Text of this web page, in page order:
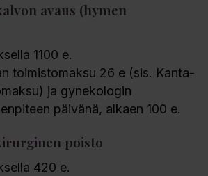
avaus (hymen
1100 e.
toimistomaksu 26 e (sis. Kanta-
ja gynekologin
päivänä, alkaen 100 e.
poisto
420 e.